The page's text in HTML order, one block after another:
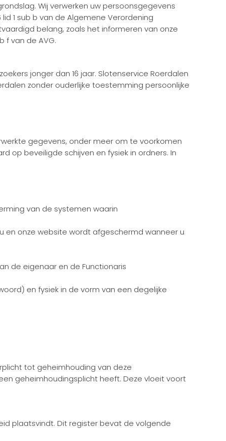
Wij verwerken uw persoonsgegevens
1 sub b van de Algemene Verordening
belang, zoals het informeren van onze
f van de AVG.
jonger dan 16 jaar. Slotenservice Roerdalen
zonder ouderlijke toestemming persoonlijke
gegevens, onder meer om te voorkomen
op beveiligde schijven en fysiek in ordners. In
van de systemen waarin
en onze website wordt afgeschermd wanneer u
de eigenaar en de Functionaris
en fysiek in de vorm van een degelijke
tot geheimhouding van deze
geheimhoudingsplicht heeft. Deze vloeit voort
plaatsvindt. Dit register bevat de volgende